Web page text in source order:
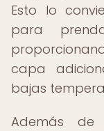
Esto lo
para
capa
bajas
Además de